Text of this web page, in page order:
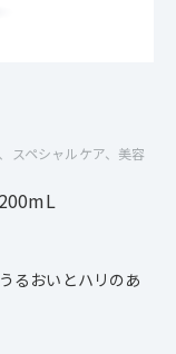
スペシャルケア、美容
るおいとハリのあ